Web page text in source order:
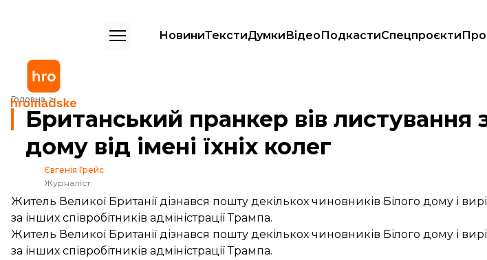
НовиниТекстиДумкиВідеоПодкастиСпецпроєкти
Головна
Британський пранкер вів листування з чиновниками Білого дому від імені їхніх колег
Британський пранкер вів листування
дому від імені їхніх колег
Євгенія Грейс
Журналіст
Житель Великої Британії дізнався пошту декількох чиновників Білого дому і
за інших співробітників адміністрації Трампа.
Житель Великої Британії дізнався пошту декількох чиновників Білого дому і
за інших співробітників адміністрації Трампа.